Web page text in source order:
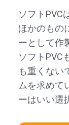
ソフトPVC
ほかのもの
ーとして作
ソフトPVC
も重くない
ムを求めて
ーはいい選